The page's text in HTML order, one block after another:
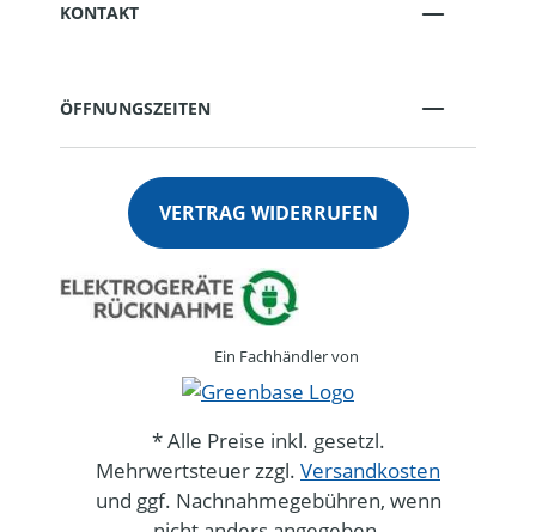
KONTAKT
ÖFFNUNGSZEITEN
VERTRAG WIDERRUFEN
Ein Fachhändler von
* Alle Preise inkl. gesetzl.
Mehrwertsteuer zzgl. Versandkosten
und ggf. Nachnahmegebühren, wenn